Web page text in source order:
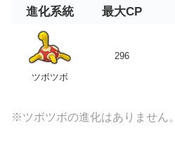
進化系統 最大CP
ツボツボ
296
※ツボツボの進化はありません。